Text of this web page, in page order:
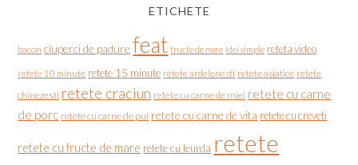
ETICHETE
bacon ciuperci de padure feat fructe de mare idei simple reteta video
retete 10 minute retete 15 minute retete ardelenesti retete asiatice retete
chinezesti retete craciun retete cu carne de miel retete cu carne
de porc retete cu carne de pui retete cu carne de vita retete cu creveti
retete cu fructe de mare retete cu leurda retete